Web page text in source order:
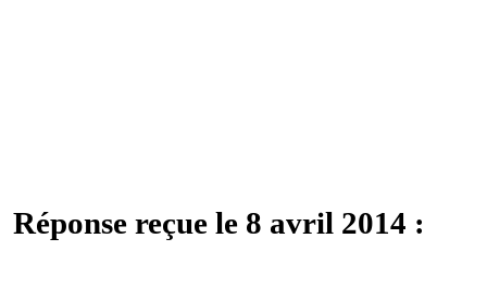
Réponse reçue le 8 avril 2014 :